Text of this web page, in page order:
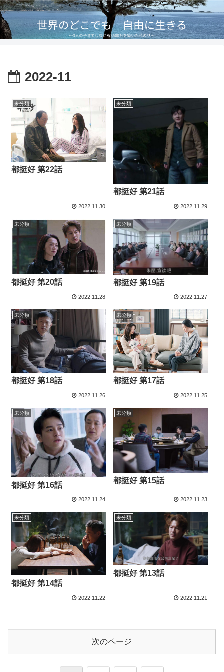
2022-11
未分類
都挺好 第22話
2022.11.30
未分類
都挺好 第21話
2022.11.29
未分類
都挺好 第20話
2022.11.28
未分類
都挺好 第19話
2022.11.27
未分類
都挺好 第18話
2022.11.26
未分類
都挺好 第17話
2022.11.25
未分類
都挺好 第16話
2022.11.24
未分類
都挺好 第15話
2022.11.23
未分類
都挺好 第14話
2022.11.22
未分類
都挺好 第13話
2022.11.21
次のページ